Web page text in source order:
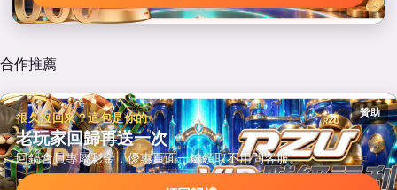
合作推薦
贊助
很久沒回來？這包是你的
老玩家回歸再送一次
回鍋會員專屬彩金，優惠頁面一鍵領取不用問客服。